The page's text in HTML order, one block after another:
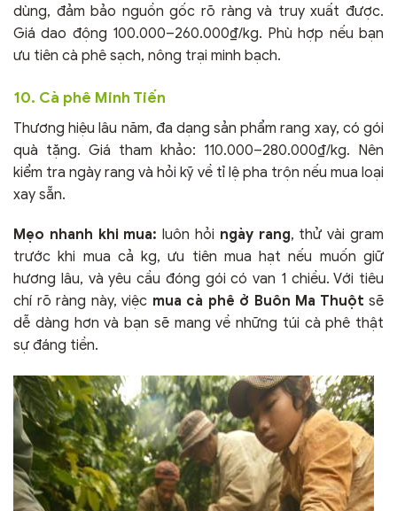
dùng, đảm bảo nguồn gốc rõ ràng và truy xuất được.
Giá dao động 100.000–260.000₫/kg. Phù hợp nếu bạn
ưu tiên cà phê sạch, nông trại minh bạch.
10. Cà phê Minh Tiến
Thương hiệu lâu năm, đa dạng sản phẩm rang xay, có gói
quà tặng. Giá tham khảo: 110.000–280.000₫/kg. Nên
kiểm tra ngày rang và hỏi kỹ về tỉ lệ pha trộn nếu mua loại
xay sẵn.
Mẹo nhanh khi mua: luôn hỏi ngày rang, thử vài gram
trước khi mua cả kg, ưu tiên mua hạt nếu muốn giữ
hương lâu, và yêu cầu đóng gói có van 1 chiều. Với tiêu
chí rõ ràng này, việc mua cà phê ở Buôn Ma Thuột sẽ
dễ dàng hơn và bạn sẽ mang về những túi cà phê thật
sự đáng tiền.